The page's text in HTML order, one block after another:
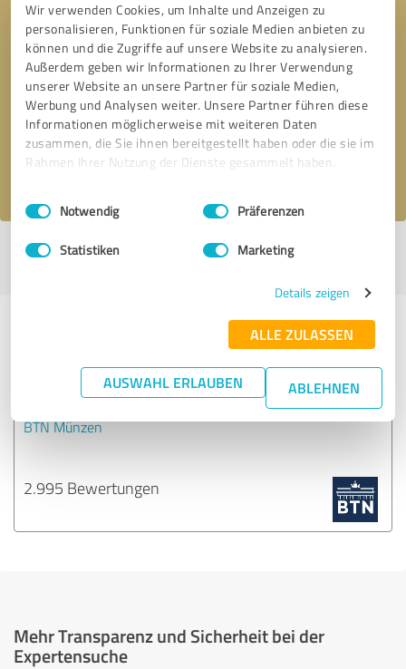
Wir verwenden Cookies, um Inhalte und Anzeigen zu
personalisieren, Funktionen für soziale Medien anbieten zu
können und die Zugriffe auf unsere Website zu analysieren.
Außerdem geben wir Informationen zu Ihrer Verwendung
unserer Website an unsere Partner für soziale Medien,
Werbung und Analysen weiter. Unsere Partner führen diese
Informationen möglicherweise mit weiteren Daten
zusammen, die Sie ihnen bereitgestellt haben oder die sie im
Rahmen Ihrer Nutzung der Dienste gesammelt haben.
Impressum Datenschutzbestimmungen
Einwilligungsauswahl
Notwendig Präferenzen
Statistiken Marketing
Details zeigen
ALLE ZULASSEN
AUSWAHL ERLAUBEN ABLEHNEN
Bitte um Rückruf * Erforderliche Angaben
Nachricht senden
Ich stimme den Datenschutzbestimmungen zu.
Profil aktiv seit 29.02.2024 | Letzte Aktualisierung: 02.08.2026
Erfahrungen zu weiteren
Anbietern aus dem Bereich E-
Commerce
BTN Münzen
2.995 Bewertungen
Mehr Transparenz und Sicherheit bei der
Expertensuche